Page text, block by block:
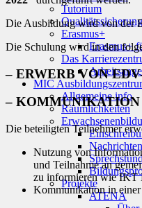
Tutorium
Qualitätssicherung
Erasmus+
Erasmus+
Das
MIC
Allgemeine info
Räumlichkeiten
Nachrichten
Projekte
ATENA
Die Ausbildung wird von der
Die Schulung wird in den
– ERWERB VON
– KOMMUNIKATION
Die beteiligten Teilnehmer
Nutzung von
und Teilnahme an
zu informieren wie IKT
Kommunikation in einer